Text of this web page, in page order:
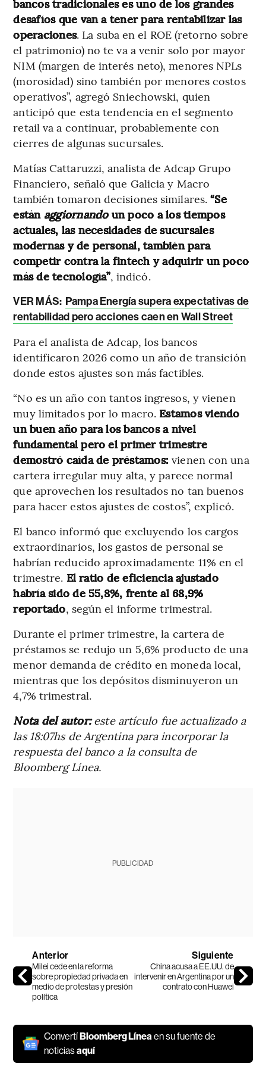
bancos tradicionales es uno de los grandes
desafíos que van a tener para rentabilizar las
operaciones. La suba en el ROE (retorno sobre
el patrimonio) no te va a venir solo por mayor
NIM (margen de interés neto), menores NPLs
(morosidad) sino también por menores costos
operativos”, agregó Sniechowski, quien
anticipó que esta tendencia en el segmento
retail va a continuar, probablemente con
cierres de algunas sucursales.
Matías Cattaruzzi, analista de Adcap Grupo
Financiero, señaló que Galicia y Macro
también tomaron decisiones similares.“Se
están aggiornandoun poco a los tiempos
actuales, las necesidades de sucursales
modernas y de personal, también para
competir contra la fintech y adquirir un poco
más de tecnología”, indicó.
VER MÁS: Pampa Energía supera expectativas de
rentabilidad pero acciones caen en Wall Street
Para el analista de Adcap, los bancos
identificaron 2026 como un año de transición
donde estos ajustes son más factibles.
“No es un año con tantos ingresos, y vienen
muy limitados por lo macro. Estamos viendo
un buen año para los bancos a nivel
fundamental pero el primer trimestre
demostró caída de préstamos: vienen con una
cartera irregular muy alta, y parece normal
que aprovechen los resultados no tan buenos
para hacer estos ajustes de costos”, explicó.
El banco informó que excluyendo los cargos
extraordinarios, los gastos de personal se
habrían reducido aproximadamente 11% en el
trimestre. El ratio de eficiencia ajustado
habría sido de 55,8%, frente al 68,9%
reportado, según el informe trimestral.
Durante el primer trimestre, la cartera de
préstamos se redujo un 5,6% producto de una
menor demanda de crédito en moneda local,
mientras que los depósitos disminuyeron un
4,7% trimestral.
Nota del autor:este artículo fue actualizado a
las 18:07hs de Argentina para incorporar la
respuesta del banco a la consulta de
Bloomberg Línea.
PUBLICIDAD
Anterior
Milei cede en la reforma
sobre propiedad privada en
medio de protestas y presión
política
Siguiente
China acusa a EE.UU. de
intervenir en Argentina por un
contrato con Huawei
ConvertíBloomberg Línea en su fuente de
noticiasaquí